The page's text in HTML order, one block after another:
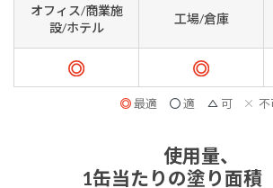
オフィス/商業施
設/ホテル
工場/倉庫
最適 適 可
使用量、
1缶当たりの塗り面積（